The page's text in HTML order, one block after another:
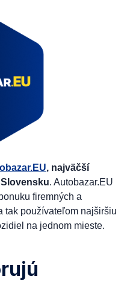
, najväčší
. Autobazar.EU
firemných a
tak používateľom najširšiu
na jednom mieste.